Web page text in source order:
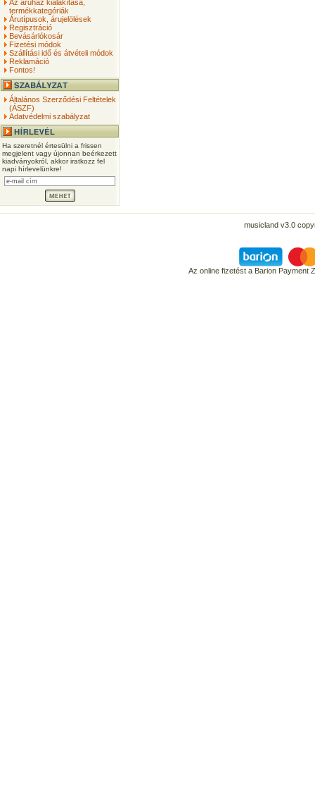
Az áruház kialakítása,
termékkategóriák
Árutípusok, árujelölések
Regisztráció
Bevásárlókosár
Fizetési módok
Szállítási idő és átvételi módok
Reklamáció
Fontos!
Általános Szerződési Feltételek
(ÁSZF)
Adatvédelmi szabályzat
Ha szeretnél értesülni a frissen
megjelent vagy újonnan beérkezett
kiadványokról, akkor iratkozz fel
napi hírlevelünkre!
musicland v3.0
Az online fizetést a Barion Payment